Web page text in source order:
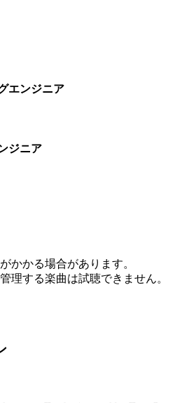
エンジニア
ジニア
かかる場合があります。
理する楽曲は試聴できません。